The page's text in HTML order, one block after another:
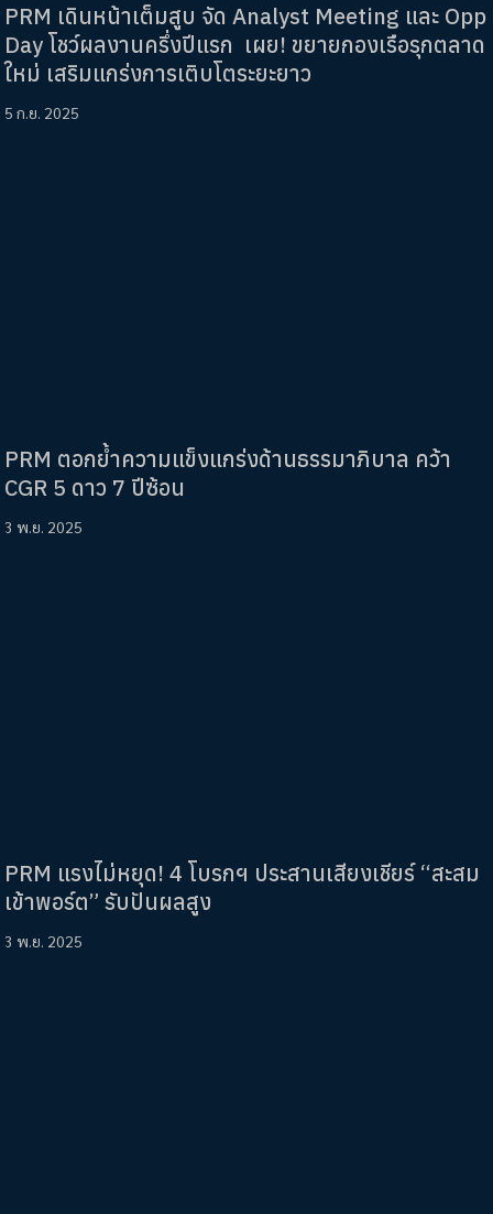
PRM เดินหน้าเต็มสูบ จัด Analyst Meeting และ Opp
Day โชว์ผลงานครึ่งปีแรก เผย! ขยายกองเรือรุกตลาด
ใหม่ เสริมแกร่งการเติบโตระยะยาว
5 ก.ย. 2025
PRM ตอกย้ำความแข็งแกร่งด้านธรรมาภิบาล คว้า
CGR 5 ดาว 7 ปีซ้อน
3 พ.ย. 2025
PRM แรงไม่หยุด! 4 โบรกฯ ประสานเสียงเชียร์ “สะสม
เข้าพอร์ต” รับปันผลสูง
3 พ.ย. 2025